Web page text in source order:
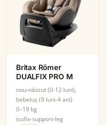
Britax Römer
DUALFIX PRO M
nou-născut (0-12 luni),
bebeluș (9 luni-4 ani)
0–19 kg
isofix-support-leg